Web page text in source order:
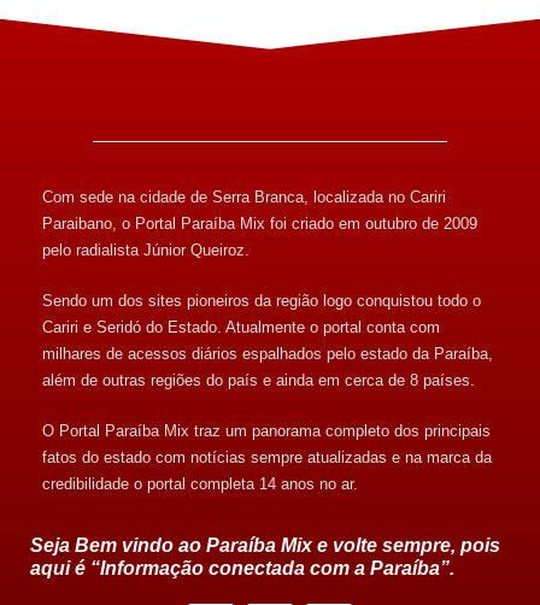
Com sede na cidade de Serra Branca, localizada no Cariri
Paraibano, o Portal Paraíba Mix foi criado em outubro de 2009
pelo radialista Júnior Queiroz.
Sendo um dos sites pioneiros da região logo conquistou todo o
Cariri e Seridó do Estado. Atualmente o portal conta com
milhares de acessos diários espalhados pelo estado da Paraíba,
além de outras regiões do país e ainda em cerca de 8 países.
O Portal Paraíba Mix traz um panorama completo dos principais
fatos do estado com notícias sempre atualizadas e na marca da
credibilidade o portal completa 14 anos no ar.
Seja Bem vindo ao Paraíba Mix e volte sempre, pois
aqui é “Informação conectada com a Paraíba”.